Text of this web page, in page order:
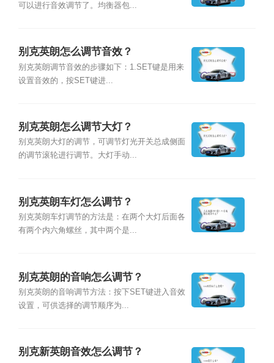
可以进行音效调节了。均衡器包...
别克英朗怎么调节音效？
别克英朗调节音效的步骤如下：1.SET键是用来
设置音效的，按SET键进...
别克英朗怎么调节大灯？
别克英朗大灯的调节，可调节灯光开关总成侧面
的调节滚轮进行调节。大灯手动...
别克英朗车灯怎么调节？
别克英朗车灯调节的方法是：在两个大灯后面各
有两个内六角螺丝，其中两个是...
别克英朗的音响怎么调节？
别克英朗的音响调节方法：按下SET键进入音效
设置，可供选择的调节顺序为...
别克新英朗音效怎么调节？